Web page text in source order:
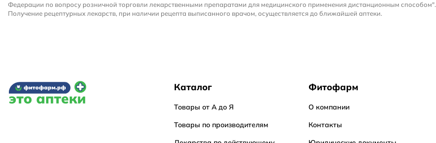
Федерации по вопросу розничной торговли лекарственными препаратами для медицинского применения дистанционным способом".
Получение рецептурных лекарств, при наличии рецепта выписанного врачом, осуществляется до ближайшей аптеки.
Каталог
Товары от А до Я
Товары по производителям
Фитофарм
О компании
Контакты